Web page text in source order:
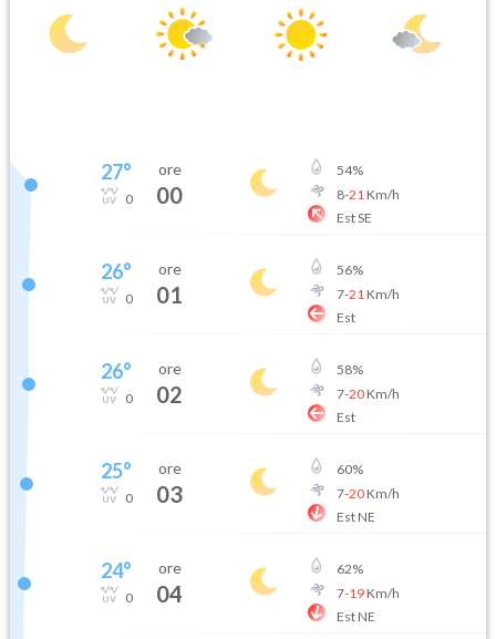
27°
0
ore
00
54%
8-21 Km/h
Est SE
26°
0
ore
01
56%
7-21 Km/h
Est
26°
0
ore
02
58%
7-20Km/h
Est
25°
0
ore
03
60%
7-20Km/h
Est NE
24°
0
ore
04
62%
7-19Km/h
Est NE